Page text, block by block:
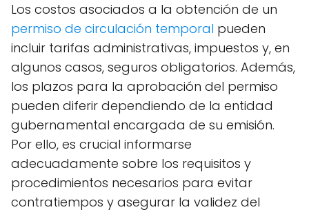
Los costos asociados a la obtención de un
permiso de circulación temporal pueden
incluir tarifas administrativas, impuestos y, en
algunos casos, seguros obligatorios. Además,
los plazos para la aprobación del permiso
pueden diferir dependiendo de la entidad
gubernamental encargada de su emisión.
Por ello, es crucial informarse
adecuadamente sobre los requisitos y
procedimientos necesarios para evitar
contratiempos y asegurar la validez del